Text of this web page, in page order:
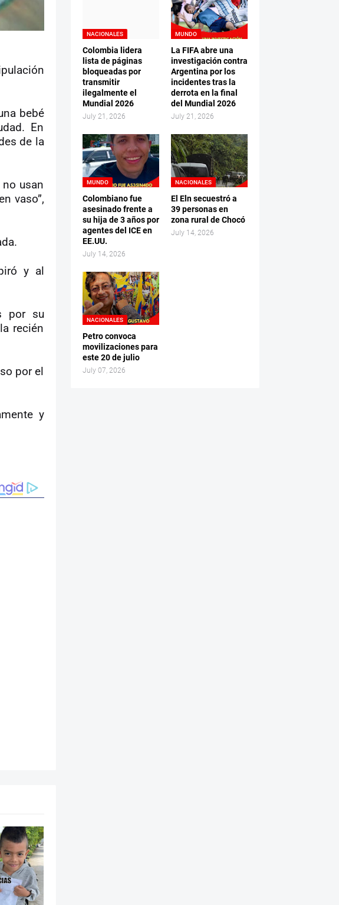
bebé
En
de la
usan
vaso”,
y al
por su
recién
por el
y
NACIONALES
Colombia lidera
lista de páginas
bloqueadas por
transmitir
ilegalmente el
Mundial 2026
July 21, 2026
MUNDO
La FIFA abre una
investigación contra
Argentina por los
incidentes tras la
derrota en la final
del Mundial 2026
July 21, 2026
MUNDO
Colombiano fue
asesinado frente a
su hija de 3 años por
agentes del ICE en
EE.UU.
July 14, 2026
NACIONALES
El Eln secuestró a
39 personas en
zona rural de Chocó
July 14, 2026
NACIONALES
Petro convoca
movilizaciones para
este 20 de julio
July 07, 2026